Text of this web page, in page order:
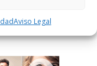
Aviso Legal